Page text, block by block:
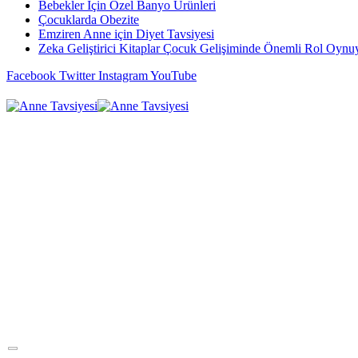
Bebekler İçin Özel Banyo Ürünleri
Çocuklarda Obezite
Emziren Anne için Diyet Tavsiyesi
Zeka Geliştirici Kitaplar Çocuk Gelişiminde Önemli Rol
Facebook Twitter InstagramYouTube